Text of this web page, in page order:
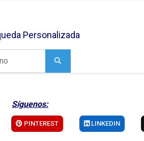
Personalizada